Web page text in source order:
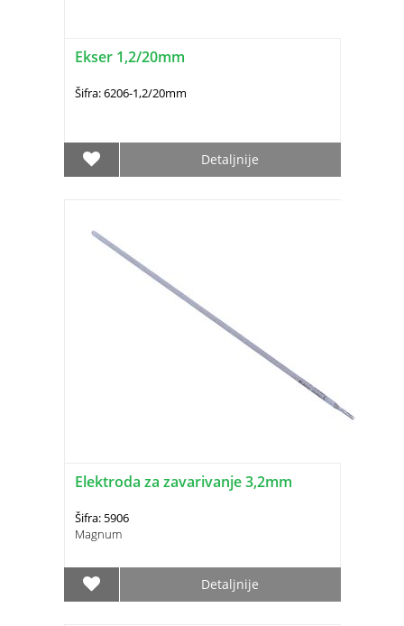
Ekser 1,2/20mm
Šifra: 6206-1,2/20mm
Detaljnije
Elektroda za zavarivanje 3,2mm
Šifra: 5906
Magnum
Detaljnije